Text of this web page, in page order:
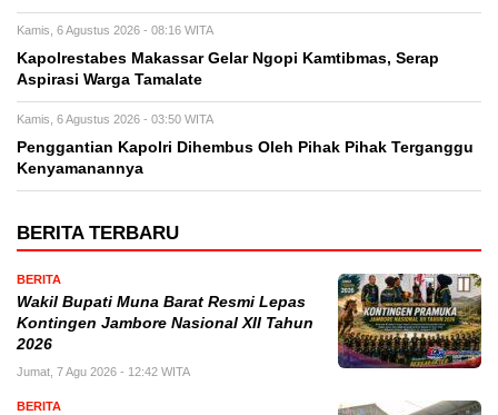
Kamis, 6 Agustus 2026 - 08:16 WITA
Kapolrestabes Makassar Gelar Ngopi Kamtibmas, Serap
Aspirasi Warga Tamalate
Kamis, 6 Agustus 2026 - 03:50 WITA
Penggantian Kapolri Dihembus Oleh Pihak Pihak Terganggu
Kenyamanannya
BERITA TERBARU
BERITA
Wakil Bupati Muna Barat Resmi Lepas
Kontingen Jambore Nasional XII Tahun
2026
Jumat, 7 Agu 2026 - 12:42 WITA
BERITA